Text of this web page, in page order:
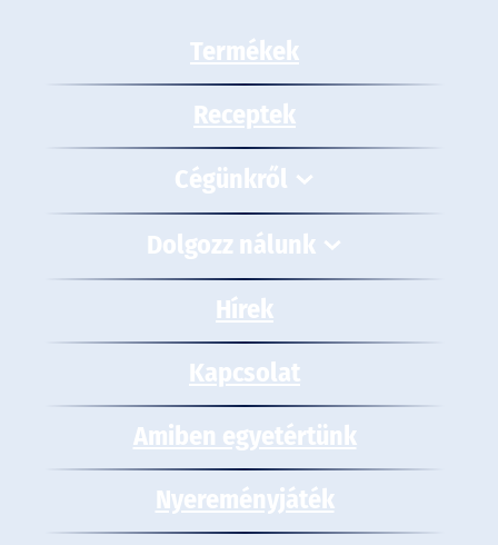
Termékek
Receptek
Cégünkről
Dolgozz nálunk
Hírek
Kapcsolat
Amiben egyetértünk
Nyereményjáték